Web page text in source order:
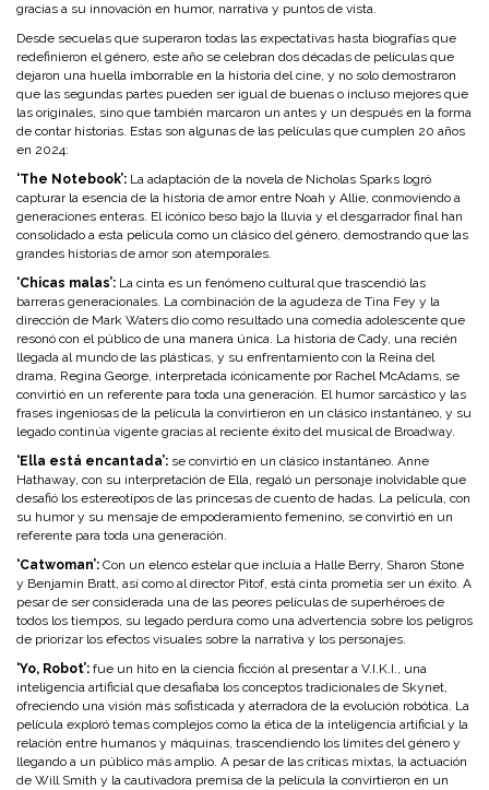
gracias a su innovación en humor, narrativa y puntos de vista.
Desde secuelas que superaron todas las expectativas hasta biografías que
redefinieron el género, este año se celebran dos décadas de películas que
dejaron una huella imborrable en la historia del cine, y no solo demostraron
que las segundas partes pueden ser igual de buenas o incluso mejores que
las originales, sino que también marcaron un antes y un después en la forma
de contar historias. Estas son algunas de las películas que cumplen 20 años
en 2024:
‘The Notebook’: La adaptación de la novela de Nicholas Sparks logró
capturar la esencia de la historia de amor entre Noah y Allie, conmoviendo a
generaciones enteras. El icónico beso bajo la lluvia y el desgarrador final han
consolidado a esta película como un clásico del género, demostrando que las
grandes historias de amor son atemporales.
‘Chicas malas’: La cinta es un fenómeno cultural que trascendió las
barreras generacionales. La combinación de la agudeza de Tina Fey y la
dirección de Mark Waters dio como resultado una comedia adolescente que
resonó con el público de una manera única. La historia de Cady, una recién
llegada al mundo de las plásticas, y su enfrentamiento con la Reina del
drama, Regina George, interpretada icónicamente por Rachel McAdams, se
convirtió en un referente para toda una generación. El humor sarcástico y las
frases ingeniosas de la película la convirtieron en un clásico instantáneo, y su
legado continúa vigente gracias al reciente éxito del musical de Broadway.
‘Ella está encantada’: se convirtió en un clásico instantáneo. Anne
Hathaway, con su interpretación de Ella, regaló un personaje inolvidable que
desafió los estereotipos de las princesas de cuento de hadas. La película, con
su humor y su mensaje de empoderamiento femenino, se convirtió en un
referente para toda una generación.
‘Catwoman’: Con un elenco estelar que incluía a Halle Berry, Sharon Stone
y Benjamin Bratt, así como al director Pitof, está cinta prometía ser un éxito. A
pesar de ser considerada una de las peores películas de superhéroes de
todos los tiempos, su legado perdura como una advertencia sobre los peligros
de priorizar los efectos visuales sobre la narrativa y los personajes.
‘Yo, Robot’: fue un hito en la ciencia ficción al presentar a V.I.K.I., una
inteligencia artificial que desafiaba los conceptos tradicionales de Skynet,
ofreciendo una visión más sofisticada y aterradora de la evolución robótica. La
película exploró temas complejos como la ética de la inteligencia artificial y la
relación entre humanos y máquinas, trascendiendo los límites del género y
llegando a un público más amplio. A pesar de las críticas mixtas, la actuación
de Will Smith y la cautivadora premisa de la película la convirtieron en un